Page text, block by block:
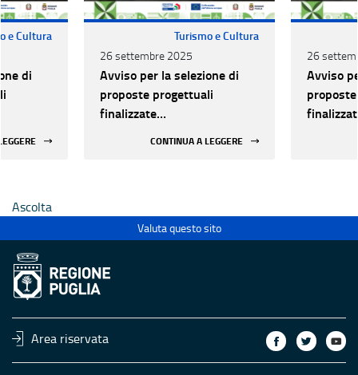
e Cultura
di
Turismo e Cultura
26 settembre 2025
Avviso per la selezione di
proposte progettuali
finalizzate
CONTINUA A LEGGERE
26
Avviso
Ascolta
Valuta questo sito
Area riservata